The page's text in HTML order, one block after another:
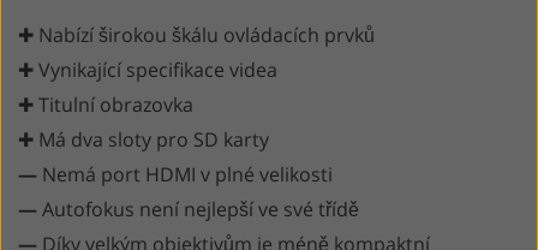
✚ Nabízí širokou škálu ovládacích prvků
✚ Vynikající specifikace videa
✚ Titulní obrazovka
✚ Má dva sloty pro SD karty
— Nemá port HDMI v plné velikosti
—Autofokus není nejlepší ve své třídě
— Díky velkým objektivům je méně kompaktní